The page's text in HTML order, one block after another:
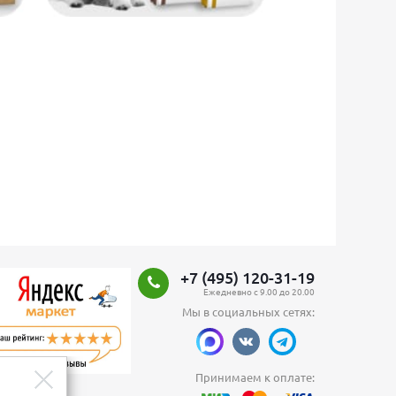
анализов
анализов
ежегодно на
количество
веществ точно
уникальных
вашего
+7 (495) 120-31-19
Ежедневно с 9.00 до 20.00
Мы в социальных сетях:
Принимаем к оплате: